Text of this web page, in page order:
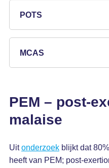
POTS
MCAS
PEM – post-
malaise
Uitonderzoekblijkt dat
heeft van PEM; post-